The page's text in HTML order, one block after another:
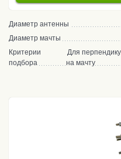
Диаметр антенны
Диаметр мачты
Критерии
подбора
Для
на мачту